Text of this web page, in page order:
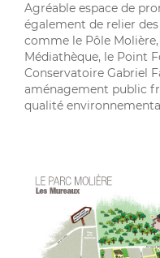
Agréable espace de
également de relier
comme le Pôle
Médiathèque, le Point
Conservatoire Gabriel
aménagement public
qualité